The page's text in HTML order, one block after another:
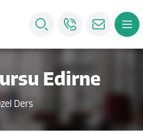
Edirne
Ders